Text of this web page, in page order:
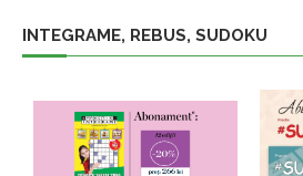
INTEGRAME, REBUS, SUDOKU